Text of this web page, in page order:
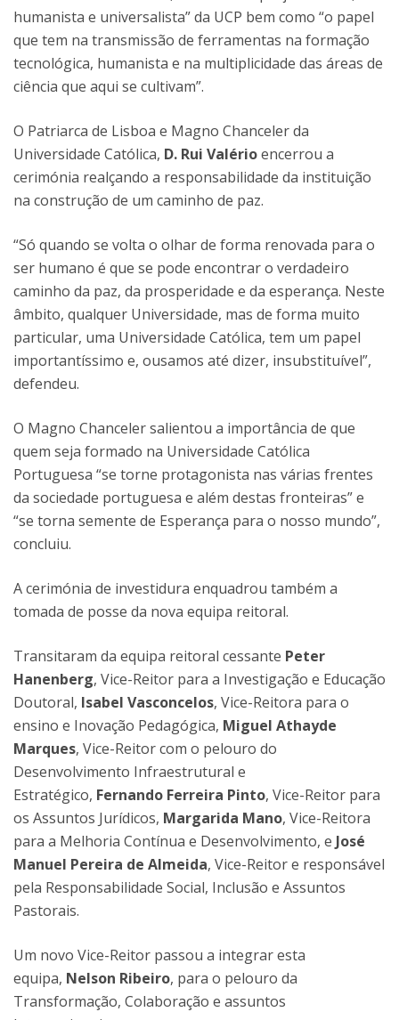
humanista e universalista” da UCP bem como “o papel
que tem na transmissão de ferramentas na formação
tecnológica, humanista e na multiplicidade das áreas de
ciência que aqui se cultivam”.
O Patriarca de Lisboa e Magno Chanceler da
Universidade Católica, D. Rui Valérioencerrou a
cerimónia realçando a responsabilidade da instituição
na construção de um caminho de paz.
“Só quando se volta o olhar de forma renovada para o
ser humano é que se pode encontrar o verdadeiro
caminho da paz, da prosperidade e da esperança. Neste
âmbito, qualquer Universidade, mas de forma muito
particular, uma Universidade Católica, tem um papel
importantíssimo e, ousamos até dizer, insubstituível”,
defendeu.
O Magno Chanceler salientou a importância de que
quem seja formado na Universidade Católica
Portuguesa “se torne protagonista nas várias frentes
da sociedade portuguesa e além destas fronteiras” e
“se torna semente de Esperança para o nosso mundo”,
concluiu.
A cerimónia de investidura enquadrou também a
tomada de posse da nova equipa reitoral.
Transitaram da equipa reitoral cessante Peter
Hanenberg, Vice-Reitor para a Investigação e Educação
Doutoral, Isabel Vasconcelos, Vice-Reitora para o
ensino e Inovação Pedagógica, Miguel Athayde
Marques, Vice-Reitor com o pelouro do
Desenvolvimento Infraestrutural e
Estratégico, Fernando Ferreira Pinto, Vice-Reitor para
os Assuntos Jurídicos, Margarida Mano, Vice-Reitora
para a Melhoria Contínua e Desenvolvimento, e José
Manuel Pereira de Almeida, Vice-Reitor e responsável
pela Responsabilidade Social, Inclusão e Assuntos
Pastorais.
Um novo Vice-Reitor passou a integrar esta
equipa, Nelson Ribeiro, para o pelouro da
Transformação, Colaboração e assuntos